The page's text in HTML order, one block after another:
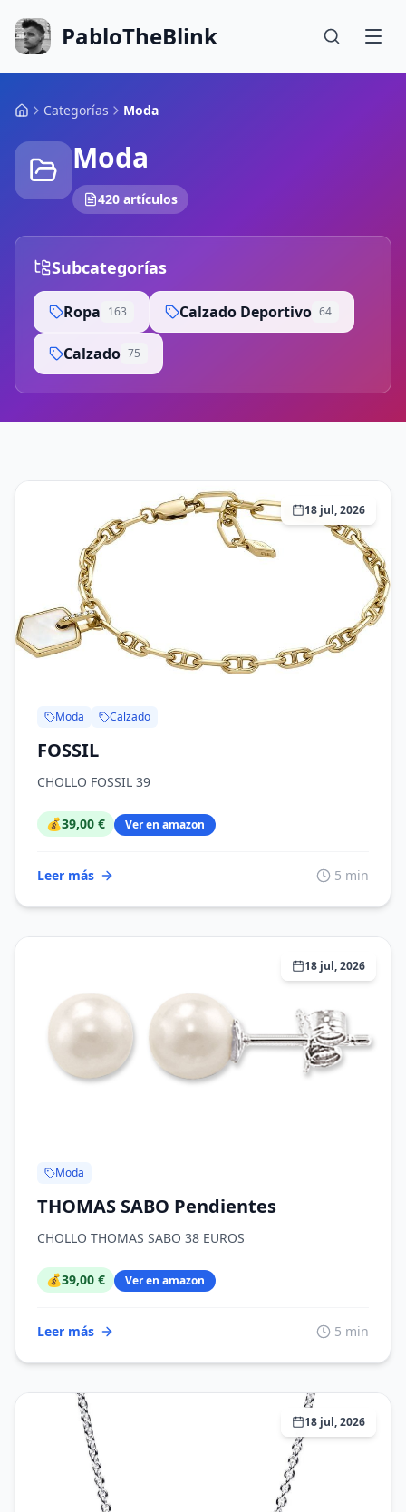
PabloTheBlink
Categorías Moda
Moda
420 artículos
Subcategorías
Ropa 163 Calzado Deportivo 64
Calzado 75
18 jul, 2026
Moda Calzado
FOSSIL
CHOLLO FOSSIL 39
💰39,00 € Ver en amazon
Leer más 5 min
18 jul, 2026
Moda
THOMAS SABO Pendientes
CHOLLO THOMAS SABO 38 EUROS
💰39,00 € Ver en amazon
Leer más 5 min
18 jul, 2026